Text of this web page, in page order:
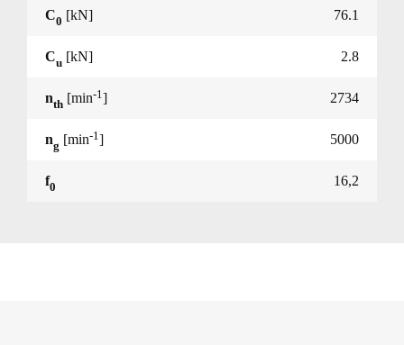
C0 [kN] 76.1
Cu [kN] 2.8
nth [min-1] 2734
ng [min-1] 5000
f0 16,2